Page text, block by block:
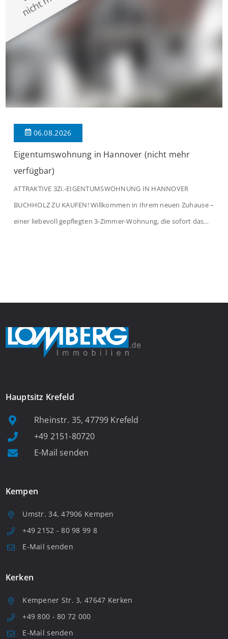
verbindet. Der […]
06.08.2026
Eigentumswohnung in Hannover (nicht mehr
verfügbar)
ATTRAKTIVE 3Zi.-EIGENTUMSWOHNUNG IN HANNOVER
BUCHHOLZ ZU KAUFEN! Willkommen in Ihrem neuen Zuhause –
einer liebevoll gepflegten 3-Zimmer-Wohnung, die sofort das
Hauptsitz Krefeld
Rheinstr. 35, 47799 Krefeld
+49 2151-80720
E-Mail senden
Kempen
Umstr. 34, 47906 Kempen
+49 2152 - 80 98 99 8
E-Mail senden
Kerken
Kempener Str. 3, 47647 Kerken
+49 800 - 80 72 000
E-Mail senden